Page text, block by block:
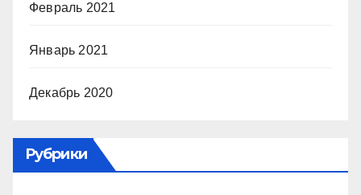
Февраль 2021
Январь 2021
Декабрь 2020
Рубрики